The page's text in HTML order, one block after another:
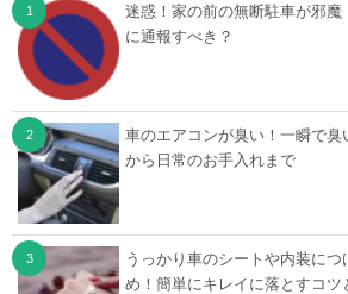
迷惑！家の前の無断駐車が邪
に通報すべき？
車のエアコンが臭い！一瞬で
から日常のお手入れまで
うっかり車のシートや内装に
め！簡単にキレイに落とすコツ